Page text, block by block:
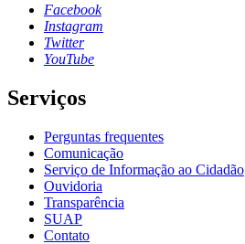
Facebook
Instagram
Twitter
YouTube
Serviços
Perguntas frequentes
Comunicação
Serviço de Informação ao Cidadão
Ouvidoria
Transparência
SUAP
Contato